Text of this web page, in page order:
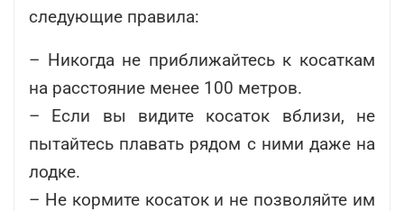
следующие правила:
– Никогда не приближайтесь к косаткам
на расстояние менее 100 метров.
– Если вы видите косаток вблизи, не
пытайтесь плавать рядом с ними даже на
лодке.
– Не кормите косаток и не позволяйте им